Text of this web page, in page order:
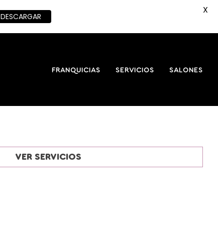
FRANQUICIAS SERVICIOS SALONES
VER SERVICIOS
DESCARGAR
X